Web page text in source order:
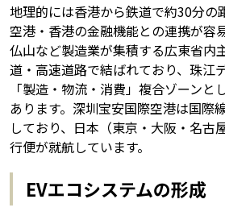
地理的には香港から鉄道で約30分の
空港・香港の金融機能との連携が容
仏山など製造業が集積する広東省内
道・高速道路で結ばれており、珠江
「製造・物流・消費」複合ゾーンと
あります。深圳宝安国際空港は国際
しており、日本（東京・大阪・名古
行便が就航しています。
EVエコシステムの形成